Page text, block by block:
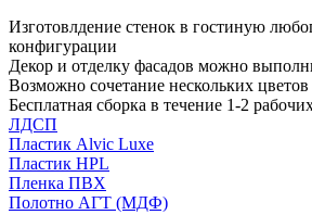
Изготовлдение стенок в гостиную
конфигурации
Декор и отделку фасадов можно
Возможно сочетание нескольких
Бесплатная сборка в течение 1-2
ЛДСП
Пластик Alvic Luxe
Пластик HPL
Пленка ПВХ
Полотно АГТ (МДФ)